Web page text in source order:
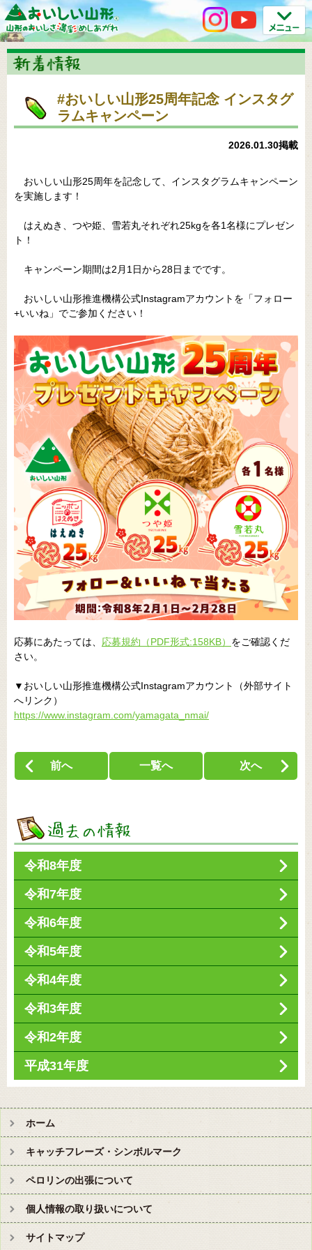
#おいしい山形25周年記念 インスタグ
ラムキャンペーン
2026.01.30掲載
おいしい山形25周年を記念して、インスタグラムキャンペーン
を実施します！
はえぬき、つや姫、雪若丸それぞれ25kgを各1名様にプレゼン
ト！
キャンペーン期間は2月1日から28日までです。
おいしい山形推進機構公式Instagramアカウントを「フォロー
+いいね」でご参加ください！
応募にあたっては、 応募規約（PDF形式:158KB） をご確認くだ
さい。
▼おいしい山形推進機構公式Instagramアカウント（外部サイト
へリンク）
https://www.instagram.com/yamagata_nmai/
前へ 一覧へ 次へ
令和8年度
令和7年度
令和6年度
令和5年度
令和4年度
令和3年度
令和2年度
平成31年度
ホーム
キャッチフレーズ・シンボルマーク
ペロリンの出張について
個人情報の取り扱いについて
サイトマップ